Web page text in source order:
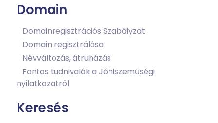
Domain
Domainregisztrációs Szabályzat
Domain regisztrálása
Névváltozás, átruházás
Fontos tudnivalók a Jóhiszeműségi
nyilatkozatról
Keresés